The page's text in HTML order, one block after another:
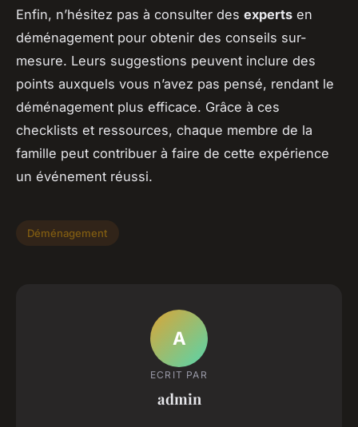
Enfin, n’hésitez pas à consulter des experts en
déménagement pour obtenir des conseils sur-
mesure. Leurs suggestions peuvent inclure des
points auxquels vous n’avez pas pensé, rendant le
déménagement plus efficace. Grâce à ces
checklists et ressources, chaque membre de la
famille peut contribuer à faire de cette expérience
un événement réussi.
Déménagement
A
ECRIT PAR
admin